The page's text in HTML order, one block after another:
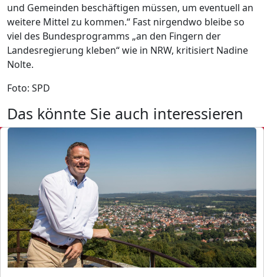
und Gemeinden beschäftigen müssen, um eventuell an
weitere Mittel zu kommen.“ Fast nirgendwo bleibe so
viel des Bundesprogramms „an den Fingern der
Landesregierung kleben“ wie in NRW, kritisiert Nadine
Nolte.
Foto: SPD
Das könnte Sie auch interessieren